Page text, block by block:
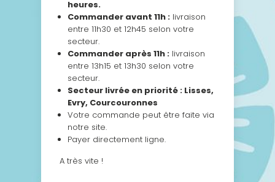
heures.
Commander avant 11h : livraison
entre 11h30 et 12h45 selon votre
secteur.
Commander après 11h : livraison
entre 13h15 et 13h30 selon votre
secteur.
Secteur livrée en priorité : Lisses,
Evry, Courcouronnes
Votre commande peut être faite via
notre site.
Payer directement ligne.
A très vite !